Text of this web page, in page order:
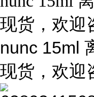
现货，欢迎
nunc 15ml
现货，欢迎